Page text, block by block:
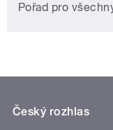
Pořad pro
Český rozhlas